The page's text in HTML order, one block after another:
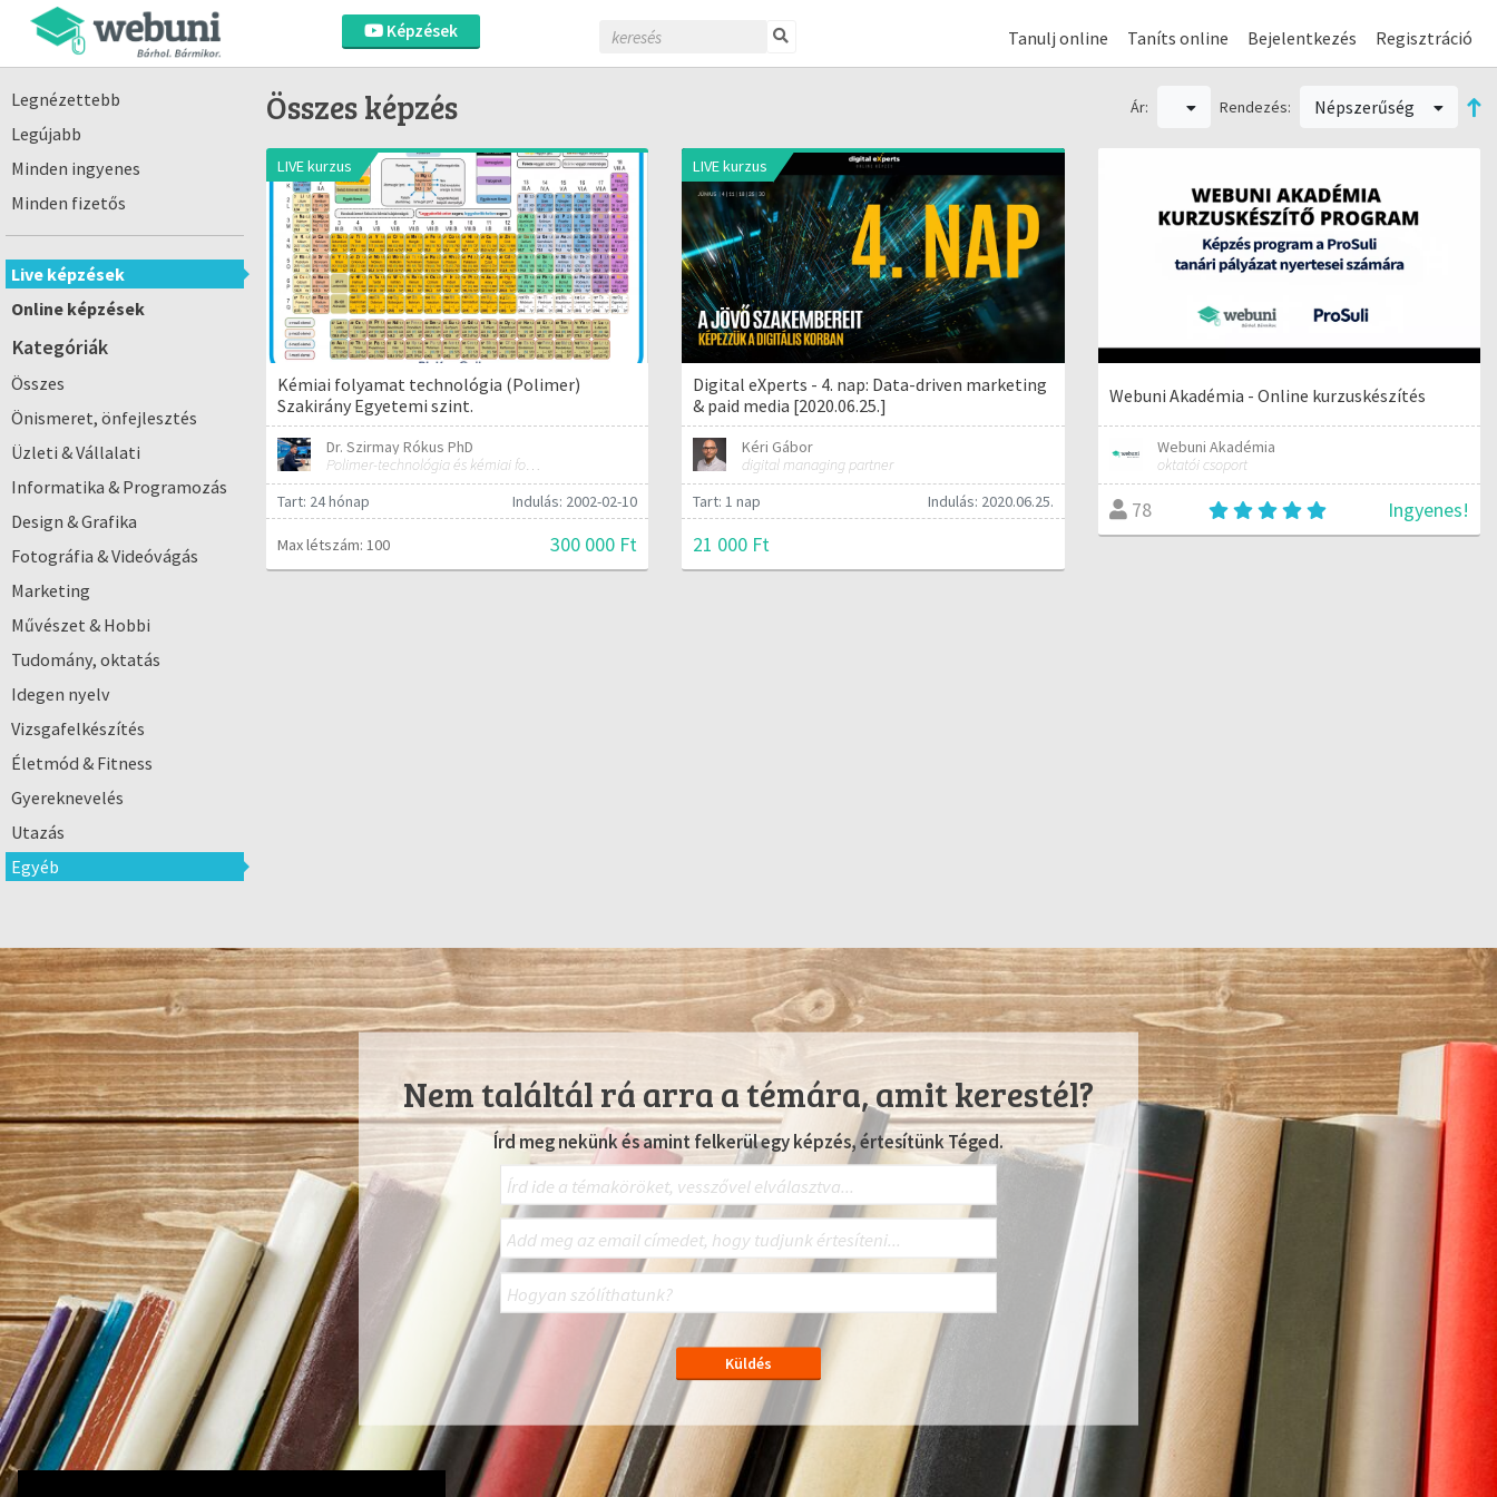
Képzések Tanulj online Taníts online Bejelentkezés Regisztráció
Legnézettebb
Legújabb
Minden ingyenes
Minden fizetős
Live képzések
Online képzések
Kategóriák
Összes
Önismeret, önfejlesztés
Üzleti & Vállalati
Informatika & Programozás
Design & Grafika
Fotográfia & Videóvágás
Marketing
Művészet & Hobbi
Tudomány, oktatás
Idegen nyelv
Vizsgafelkészítés
Életmód & Fitness
Gyereknevelés
Utazás
Egyéb
Összes képzés Ár: Rendezés: Népszerűség
LIVE kurzus
Kémiai folyamat technológia (Polimer)
Szakirány Egyetemi szint.
Dr. Szirmay Rókus PhD
Polimer-technológia és kémiai folyamat-technológia
Tart: 24 hónap
Indulás: 2002-02-10
Max létszám: 100 300 000 Ft
LIVE kurzus
Digital eXperts - 4. nap: Data-driven marketing
& paid media [2020.06.25.]
Kéri Gábor
digital managing partner
Tart: 1 nap
Indulás: 2020.06.25.
21 000 Ft
Webuni Akadémia - Online kurzuskészítés
Webuni Akadémia
oktatói csoport
78 Ingyenes!
Nem találtál rá arra a témára, amit kerestél?
Írd meg nekünk és amint felkerül egy képzés, értesítünk Téged.